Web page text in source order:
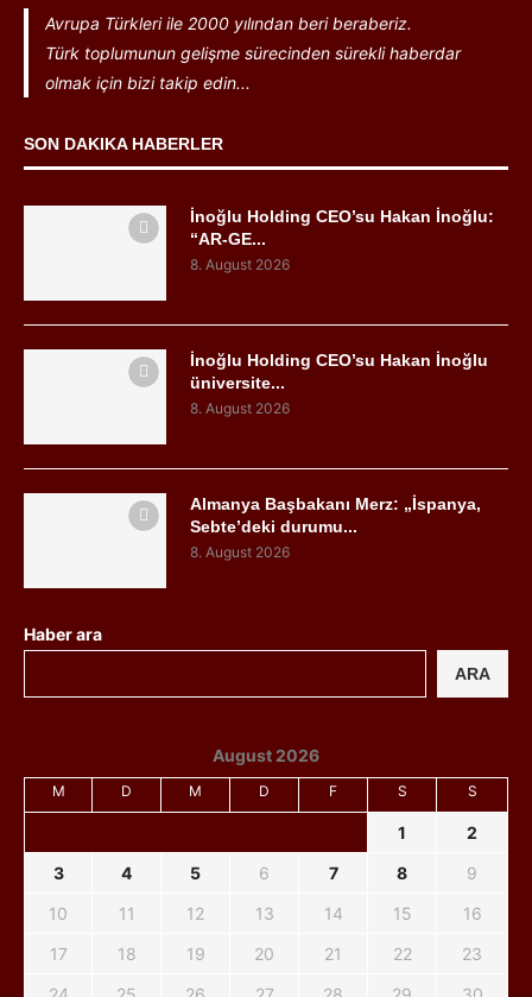
Avrupa Türkleri ile 2000 yılından beri beraberiz.
Türk toplumunun gelişme sürecinden sürekli haberdar
olmak için bizi takip edin...
SON DAKIKA HABERLER
İnoğlu Holding CEO’su Hakan İnoğlu:
“AR-GE...
8. August 2026
İnoğlu Holding CEO’su Hakan İnoğlu
üniversite...
8. August 2026
Almanya Başbakanı Merz: „İspanya,
Sebte’deki durumu...
8. August 2026
Haber ara
ARA
August 2026
M D M D F S S
1
2
3
4 5 6 7 8
9
10
11 12 13 14 15
16
17
18 19 20 21 22
23